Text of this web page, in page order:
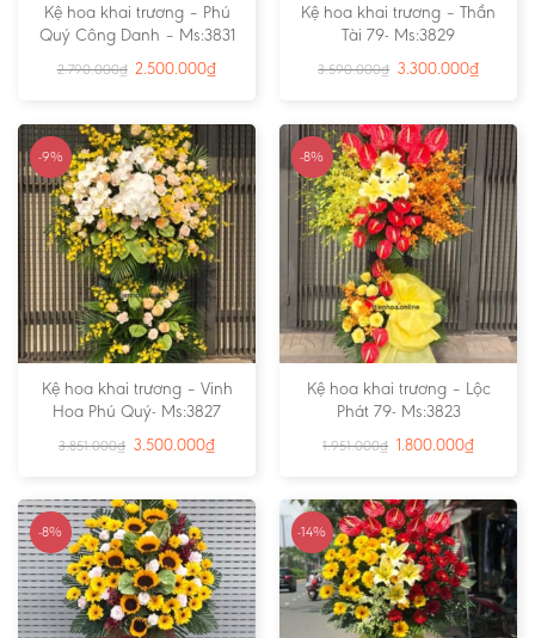
Kệ hoa khai trương – Phú
Quý Công Danh – Ms:3831
2.790.000₫ 2.500.000₫
Kệ hoa khai trương – Thần
Tài 79- Ms:3829
3.590.000₫ 3.300.000₫
-9%
Kệ hoa khai trương – Vinh
Hoa Phú Quý- Ms:3827
3.851.000₫ 3.500.000₫
-8%
Kệ hoa khai trương – Lộc
Phát 79- Ms:3823
1.951.000₫ 1.800.000₫
-8% -14%